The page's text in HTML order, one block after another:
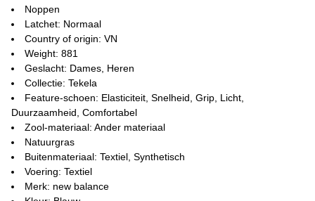
Noppen
Latchet: Normaal
Country of origin: VN
Weight: 881
Geslacht: Dames, Heren
Collectie: Tekela
Feature-schoen: Elasticiteit, Snelheid, Grip, Licht,
Duurzaamheid, Comfortabel
Zool-materiaal: Ander materiaal
Natuurgras
Buitenmateriaal: Textiel, Synthetisch
Voering: Textiel
Merk: new balance